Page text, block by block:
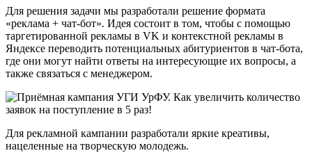
Для решения задачи мы разработали решение формата
«реклама + чат-бот». Идея состоит в том, чтобы с помощью
таргетированной рекламы в VK и контекстной рекламы в
Яндексе переводить потенциальных абитуриентов в чат-бота,
где они могут найти ответы на интересующие их вопросы, а
также связаться с менеджером.
Для рекламной кампании разработали яркие креативы,
нацеленные на творческую молодежь.